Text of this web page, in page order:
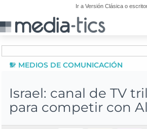
Ir a Versión Clásica o
MEDIOS DE COMUNICACIÓN
Israel: canal de TV
para competir con